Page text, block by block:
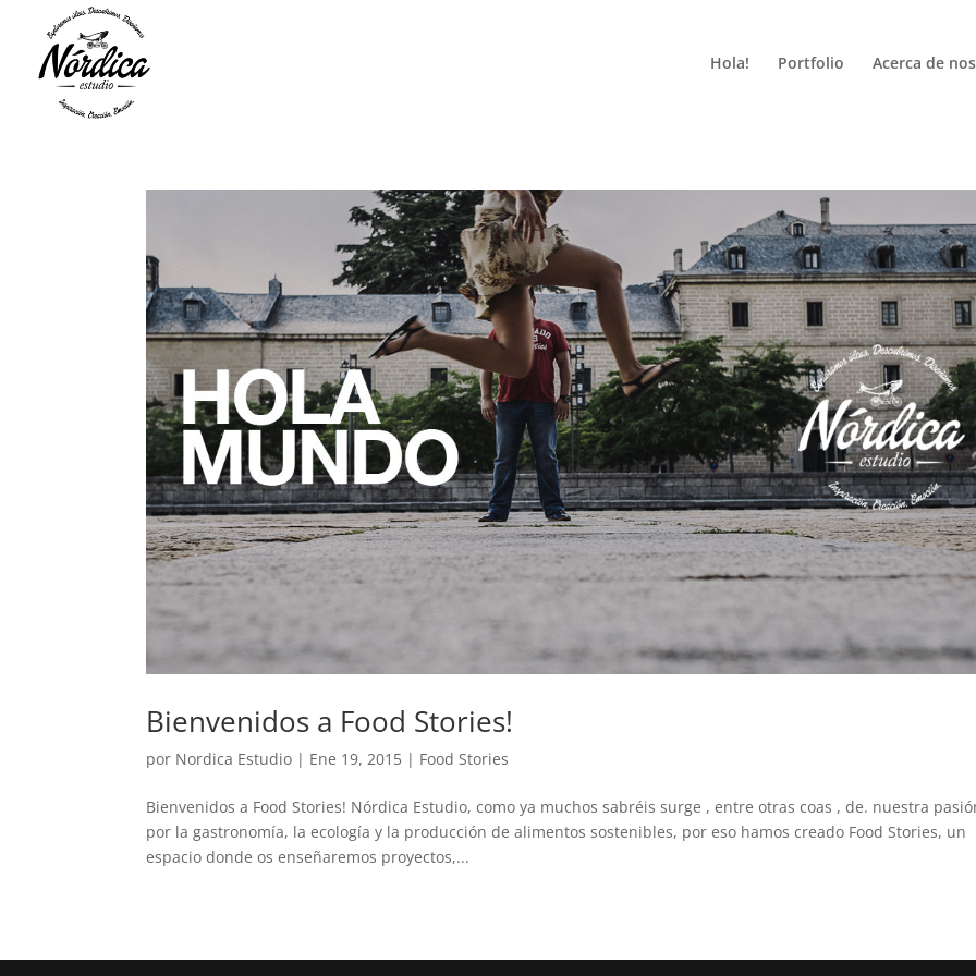
Hola! Portfolio Acerca de
Bienvenidos a Food Stories!
por Nordica Estudio | Ene 19, 2015 | Food Stories
Bienvenidos a Food Stories! Nórdica Estudio, como ya muchos sabréis surge , entre otras coas , de. nuestra
por la gastronomía, la ecología y la producción de alimentos sostenibles, por eso hamos creado Food Stories, un
espacio donde os enseñaremos proyectos,...